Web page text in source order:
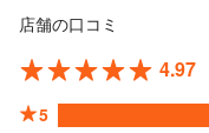
店舗の口コミ
4.97
5